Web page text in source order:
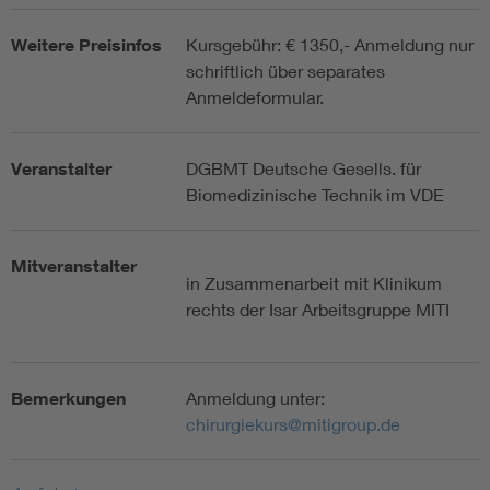
Weitere Preisinfos
Kursgebühr: € 1350,- Anmeldung nur
schriftlich über separates
Anmeldeformular.
Veranstalter
DGBMT Deutsche Gesells. für
Biomedizinische Technik im VDE
Mitveranstalter
in Zusammenarbeit mit Klinikum
rechts der Isar Arbeitsgruppe MITI
Bemerkungen
Anmeldung unter:
chirurgiekurs@mitigroup.de